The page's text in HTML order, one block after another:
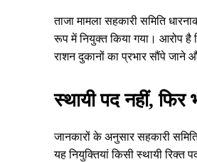
ताजा मामला सहकारी समिति
रूप में नियुक्त किया गया। आरोप है
राशन दुकानों का प्रभार सौंपे जाने
स्थायी पद नहीं, फिर
जानकारों के अनुसार सहकारी
यह नियुक्तियां किसी स्थायी